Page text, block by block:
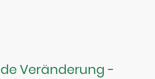
Veränderung -